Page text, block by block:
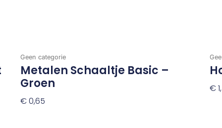
Geen categorie
Metalen Schaaltje Basic –
Groen
€0,65
€